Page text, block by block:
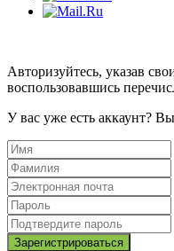
Авторизуйтесь, указав
воспользовавшись
У вас уже есть аккаунт?